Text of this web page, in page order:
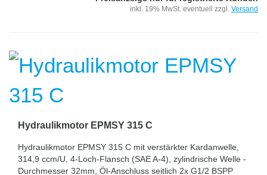
inkl. 19% MwSt. eventuell zzgl. Versand
Hydraulikmotor EPMSY 315 C
Hydraulikmotor EPMSY 315 C mit verstärkter Kardanwelle,
314,9 ccm/U, 4-Loch-Flansch (SAE A-4), zylindrische Welle -
Durchmesser 32mm, Öl-Anschluss seitlich 2x G1/2 BSPP